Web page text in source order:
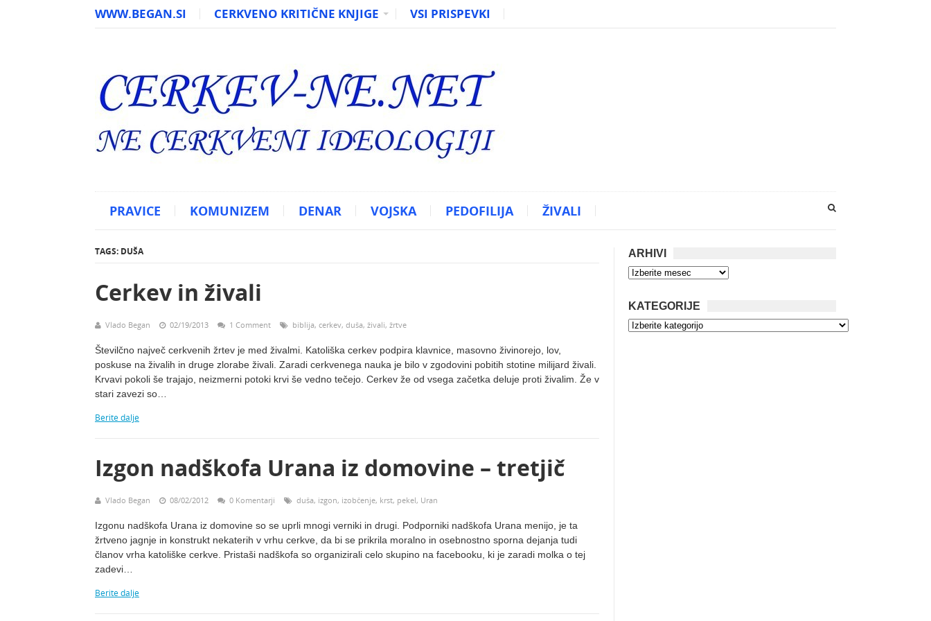
WWW.BEGAN.SI CERKVENO KRITIČNE KNJIGE VSI PRISPEVKI
PRAVICE KOMUNIZEM DENAR VOJSKA PEDOFILIJA ŽIVALI
TAGS: DUŠA
Cerkev in živali
Vlado Began 02/19/2013 1 Comment biblija, cerkev, duša, živali, žrtve
Številčno največ cerkvenih žrtev je med živalmi. Katoliška cerkev podpira klavnice, masovno živinorejo, lov,
poskuse na živalih in druge zlorabe živali. Zaradi cerkvenega nauka je bilo v zgodovini pobitih stotine milijard živali.
Krvavi pokoli še trajajo, neizmerni potoki krvi še vedno tečejo. Cerkev že od vsega začetka deluje proti živalim. Že v
stari zavezi so…
Berite dalje
Izgon nadškofa Urana iz domovine – tretjič
Vlado Began 08/02/2012 0 Komentarji duša, izgon, izobčenje, krst, pekel, Uran
Izgonu nadškofa Urana iz domovine so se uprli mnogi verniki in drugi. Podporniki nadškofa Urana menijo, je ta
žrtveno jagnje in konstrukt nekaterih v vrhu cerkve, da bi se prikrila moralno in osebnostno sporna dejanja tudi
članov vrha katoliške cerkve. Pristaši nadškofa so organizirali celo skupino na facebooku, ki je zaradi molka o tej
zadevi…
Berite dalje
ARHIVI
KATEGORIJE